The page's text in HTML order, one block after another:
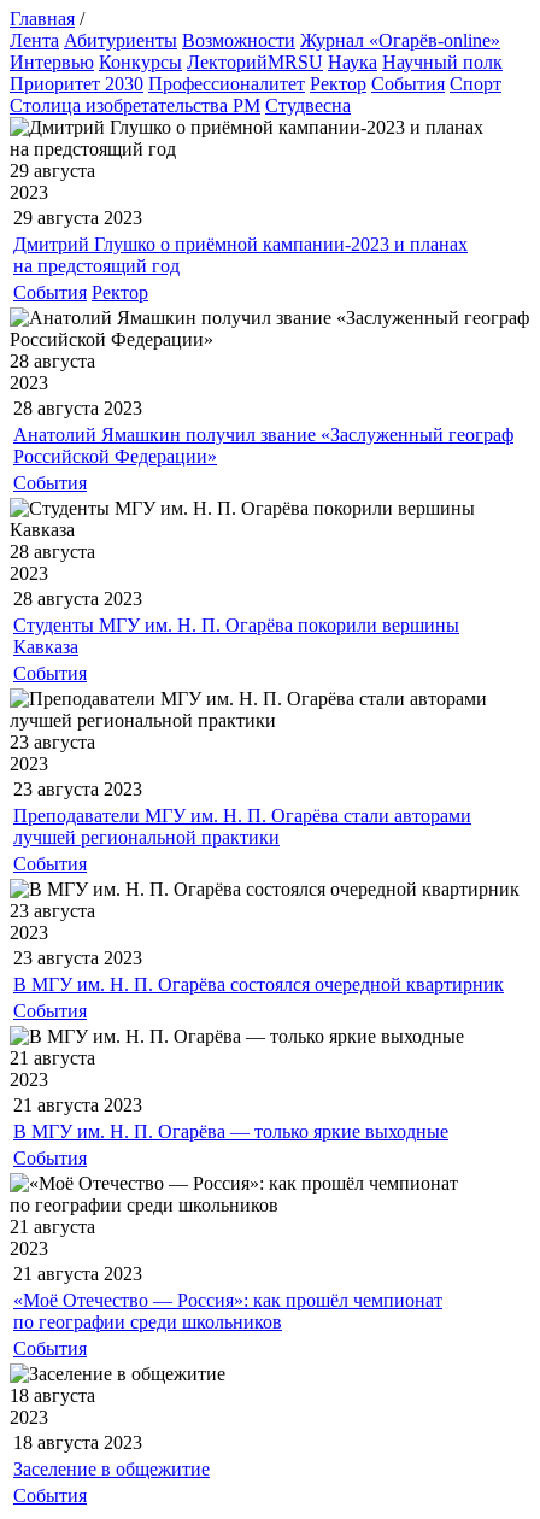
Главная /
Лента Абитуриенты Возможности Журнал «Огарёв-online»
Интервью Конкурсы ЛекторийMRSU Наука Научный полк
Приоритет 2030 Профессионалитет Ректор События Спорт
Столица изобретательства РМ Студвесна
29 августа
2023
29 августа 2023
Дмитрий Глушко о приёмной кампании-2023 и планах
на предстоящий год
События Ректор
28 августа
2023
28 августа 2023
Анатолий Ямашкин получил звание «Заслуженный географ
Российской Федерации»
События
28 августа
2023
28 августа 2023
Студенты МГУ им. Н. П. Огарёва покорили вершины
Кавказа
События
23 августа
2023
23 августа 2023
Преподаватели МГУ им. Н. П. Огарёва стали авторами
лучшей региональной практики
События
23 августа
2023
23 августа 2023
В МГУ им. Н. П. Огарёва состоялся очередной квартирник
События
21 августа
2023
21 августа 2023
В МГУ им. Н. П. Огарёва — только яркие выходные
События
21 августа
2023
21 августа 2023
«Моё Отечество — Россия»: как прошёл чемпионат
по географии среди школьников
События
18 августа
2023
18 августа 2023
Заселение в общежитие
События